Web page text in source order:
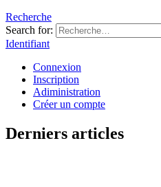
Recherche
Search for:
Identifiant
Connexion
Inscription
Adiministration
Créer un compte
Derniers articles